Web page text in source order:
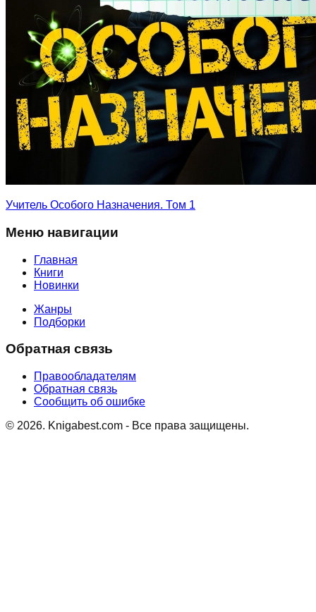
Учитель Особого Назначения. Том 1
Меню навигации
Главная
Книги
Новинки
Жанры
Подборки
Обратная связь
Правообладателям
Обратная связь
Сообщить об ошибке
© 2026. Knigabest.com - Все права защищены.